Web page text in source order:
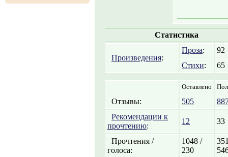
Статистика
Произведения:
Проза:
92
Стихи: 65
Оставлено
Отзывы: 505
Рекомендации к
прочтению:
12 33
Прочтения /
голоса:
1048 /
230